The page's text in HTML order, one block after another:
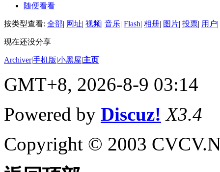
随便看看
按类型查看: 全部| 网址| 视频| 音乐| Flash| 相册| 图片| 投票| 用户|
现在还没分享
Archiver|手机版|小黑屋|主页
GMT+8, 2026-8-9 03:14
Powered by Discuz! X3.4
Copyright © 2003